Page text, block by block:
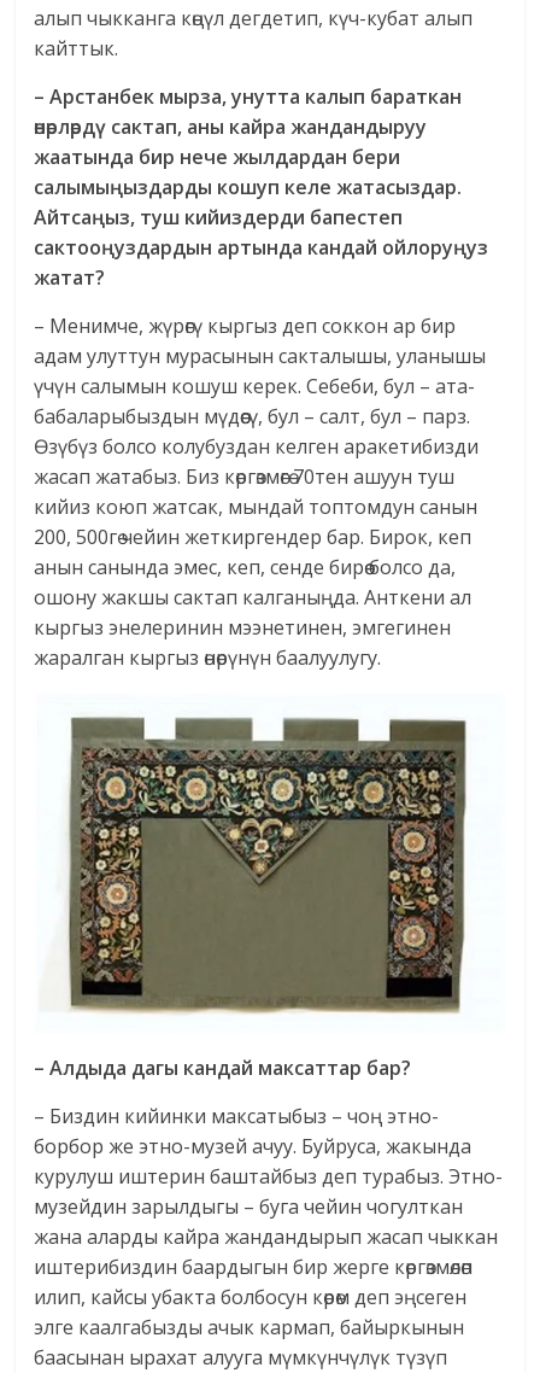
алып чыкканга көңүл дегдетип, күч-кубат алып
кайттык.
– Арстанбек мырза, унутта калып бараткан
өнөрлөрдү сактап, аны кайра жандандыруу
жаатында бир нече жылдардан бери
салымыңыздарды кошуп келе жатасыздар.
Айтсаңыз, туш кийиздерди бапестеп
сактооңуздардын артында кандай ойлоруңуз
жатат?
– Менимче, жүрөгү кыргыз деп соккон ар бир
адам улуттун мурасынын сакталышы, уланышы
үчүн салымын кошуш керек. Себеби, бул – ата-
бабаларыбыздын мүдөөсү, бул – салт, бул – парз.
Өзүбүз болсо колубуздан келген аракетибизди
жасап жатабыз. Биз көргөзмөгө 70тен ашуун туш
кийиз коюп жатсак, мындай топтомдун санын
200, 500гө чейин жеткиргендер бар. Бирок, кеп
анын санында эмес, кеп, сенде бирөө болсо да,
ошону жакшы сактап калганыңда. Анткени ал
кыргыз энелеринин мээнетинен, эмгегинен
жаралган кыргыз өнөрүнүн баалуулугу.
– Алдыда дагы кандай максаттар бар?
– Биздин кийинки максатыбыз – чоң этно-
борбор же этно-музей ачуу. Буйруса, жакында
курулуш иштерин баштайбыз деп турабыз. Этно-
музейдин зарылдыгы – буга чейин чогулткан
жана аларды кайра жандандырып жасап чыккан
иштерибиздин баардыгын бир жерге көргөзмөлөп
илип, кайсы убакта болбосун көрөм деп эңсеген
элге каалгабызды ачык кармап, байыркынын
баасынан ырахат алууга мүмкүнчүлүк түзүп